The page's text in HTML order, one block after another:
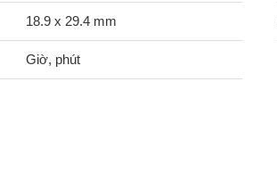
18.9 x 29.4 mm
Giờ, phút